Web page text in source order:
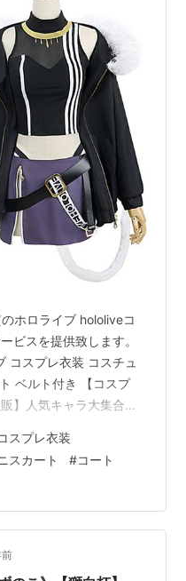
ホロライブ hololiveコ
ビスを提供致します。
コスプレ衣装 コスチュ
ベルト付き 【コスプ
】人気キャラ大集合！
スプレ衣装
スカート #コート
前